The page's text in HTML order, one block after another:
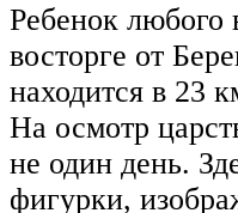
Ребенок любого
восторге от
находится в 23
На осмотр
не один день.
фигурки,